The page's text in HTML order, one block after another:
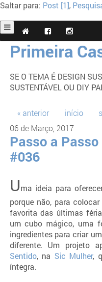
Saltar para: Post [1],
Primeira
SE O TEMA É DESIGN
SUSTENTÁVEL OU DIY
« anterior início
06 de Março, 2017
Passo a
#036
Uma ideia para
porque não, para
favorita das últimas
um cubo mágico, uma
ingredientes para criar
diferente. Um projeto
Sentido, na Sic Mulher,
íntegra.